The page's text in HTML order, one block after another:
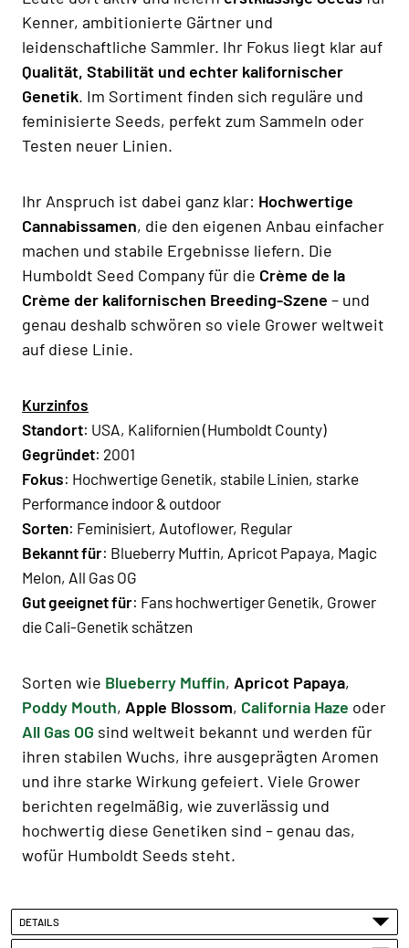
Kenner, ambitionierte Gärtner und
leidenschaftliche Sammler. Ihr Fokus liegt klar auf
Qualität, Stabilität und echter kalifornischer
Genetik. Im Sortiment finden sich reguläre und
feminisierte Seeds, perfekt zum Sammeln oder
Testen neuer Linien.
Ihr Anspruch ist dabei ganz klar: Hochwertige
Cannabissamen, die den eigenen Anbau einfacher
machen und stabile Ergebnisse liefern. Die
Humboldt Seed Company für die Crème de la
Crème der kalifornischen Breeding-Szene – und
genau deshalb schwören so viele Grower weltweit
auf diese Linie.
Kurzinfos
Standort: USA, Kalifornien (Humboldt County)
Gegründet: 2001
Fokus: Hochwertige Genetik, stabile Linien, starke
Performance indoor & outdoor
Sorten: Feminisiert, Autoflower, Regular
Bekannt für: Blueberry Muffin, Apricot Papaya, Magic
Melon, All Gas OG
Gut geeignet für: Fans hochwertiger Genetik, Grower
die Cali-Genetik schätzen
Sorten wie Blueberry Muffin, Apricot Papaya,
Poddy Mouth, Apple Blossom, California Haze oder
All Gas OG sind weltweit bekannt und werden für
ihren stabilen Wuchs, ihre ausgeprägten Aromen
und ihre starke Wirkung gefeiert. Viele Grower
berichten regelmäßig, wie zuverlässig und
hochwertig diese Genetiken sind – genau das,
wofür Humboldt Seeds steht.
DETAILS